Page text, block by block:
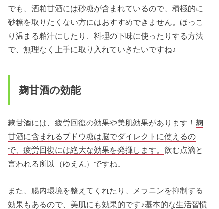
でも、酒粕甘酒には砂糖が含まれているので、積極的に
砂糖を取りたくない方にはおすすめできません。ほっこ
り温まる粕汁にしたり、料理の下味に使ったりする方法
で、無理なく上手に取り入れていきたいですね♪
麹甘酒の効能
麹甘酒には、疲労回復の効果や美肌効果があります！麹
甘酒に含まれるブドウ糖は脳でダイレクトに使えるの
で、疲労回復には絶大な効果を発揮します。飲む点滴と
言われる所以（ゆえん）ですね。
また、腸内環境を整えてくれたり、メラニンを抑制する
効果もあるので、美肌にも効果的です♪基本的な生活習慣